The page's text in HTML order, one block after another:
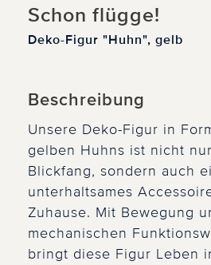
Schon flügge!
Deko-Figur "Huhn", gelb
Beschreibung
Unsere Deko-Figur in
gelben Huhns ist nicht
Blickfang, sondern auch
unterhaltsames
Zuhause. Mit Bewegung
mechanischen
bringt diese Figur Leben